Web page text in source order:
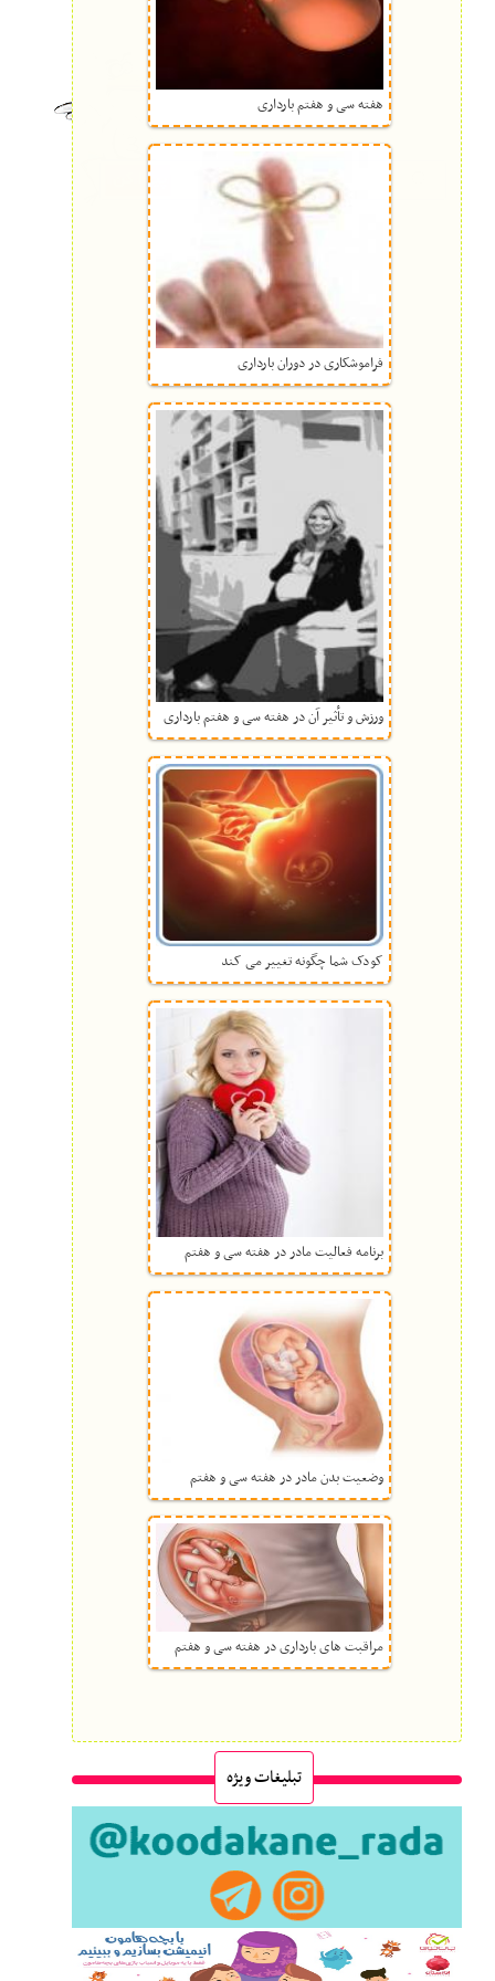
هفته سی و هفتم بارداری
فراموشکاری در دوران بارداری
ورزش و تأثیر آن در هفته سی و هفتم بارداری
کودک شما چگونه تغییر می کند
برنامه فعالیت مادر در هفته سی و هفتم
وضعیت بدن مادر در هفته سی و هفتم
مراقبت های بارداری در هفته سی و هفتم
تبلیغات ویژه